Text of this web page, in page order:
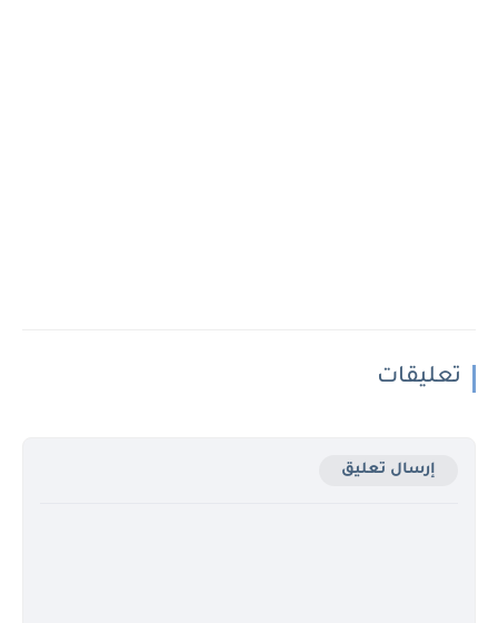
تعليقات
إرسال تعليق